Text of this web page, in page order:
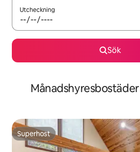
Utcheckning
Sök
Superhost
Superhost